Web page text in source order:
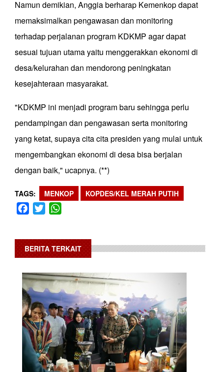
Namun demikian, Anggia berharap Kemenkop dapat
memaksimalkan pengawasan dan monitoring
terhadap perjalanan program KDKMP agar dapat
sesuai tujuan utama yaitu menggerakkan ekonomi di
desa/kelurahan dan mendorong peningkatan
kesejahteraan masyarakat.
"KDKMP ini menjadi program baru sehingga perlu
pendampingan dan pengawasan serta monitoring
yang ketat, supaya cita cita presiden yang mulai untuk
mengembangkan ekonomi di desa bisa berjalan
dengan baik," ucapnya. (**)
TAGS MENKOP KOPDES/KEL MERAH PUTIH
Facebook
Twitter
BERITA TERKAIT